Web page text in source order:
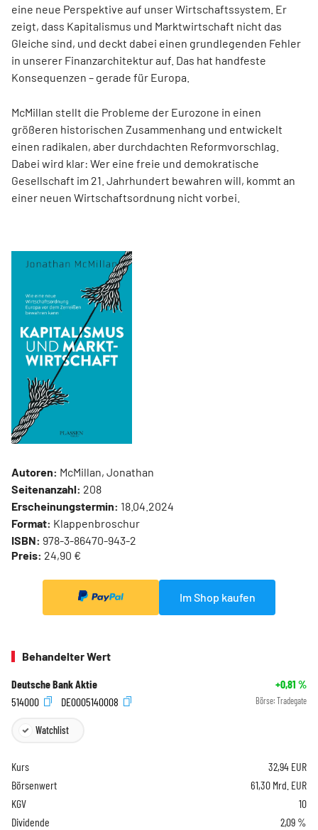
eine neue Perspektive auf unser Wirtschaftssystem. Er
zeigt, dass Kapitalismus und Marktwirtschaft nicht das
Gleiche sind, und deckt dabei einen grundlegenden Fehler
in unserer Finanzarchitektur auf. Das hat handfeste
Konsequenzen – gerade für Europa.
McMillan stellt die Probleme der Eurozone in einen
größeren historischen Zusammenhang und entwickelt
einen radikalen, aber durchdachten Reformvorschlag.
Dabei wird klar: Wer eine freie und demokratische
Gesellschaft im 21. Jahrhundert bewahren will, kommt an
einer neuen Wirtschaftsordnung nicht vorbei.
Autoren: McMillan, Jonathan
Seitenanzahl: 208
Erscheinungstermin: 18.04.2024
Format: Klappenbroschur
ISBN: 978-3-86470-943-2
Preis: 24,90 €
Im Shop kaufen
Behandelter Wert
Deutsche Bank Aktie +0,81 %
514000
DE0005140008 Börse: Tradegate
Watchlist
Kurs 32,94 EUR
Börsenwert
61,30 Mrd. EUR
KGV
10
Dividende
2,09 %